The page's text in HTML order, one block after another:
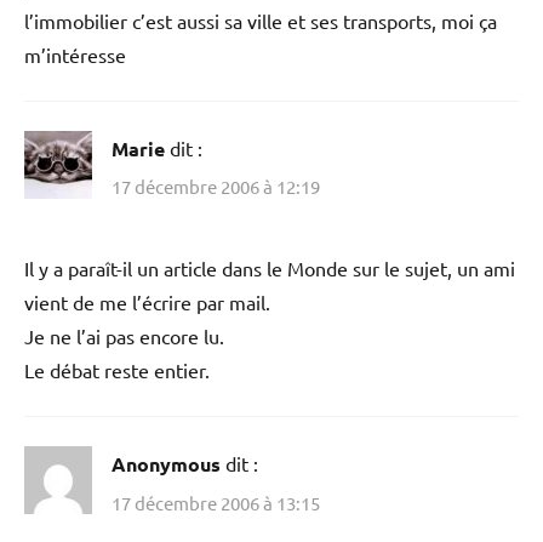
l’immobilier c’est aussi sa ville et ses transports, moi ça
m’intéresse
Marie dit :
17 décembre 2006 à 12:19
Il y a paraît-il un article dans le Monde sur le sujet, un ami
vient de me l’écrire par mail.
Je ne l’ai pas encore lu.
Le débat reste entier.
Anonymous dit :
17 décembre 2006 à 13:15